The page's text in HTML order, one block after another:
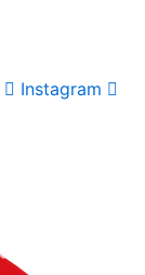
Instagram